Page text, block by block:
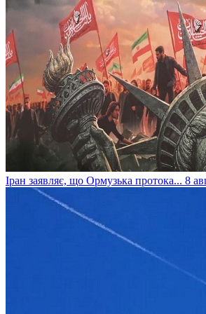
​Іран заявляє, що Ормузька протока... 8